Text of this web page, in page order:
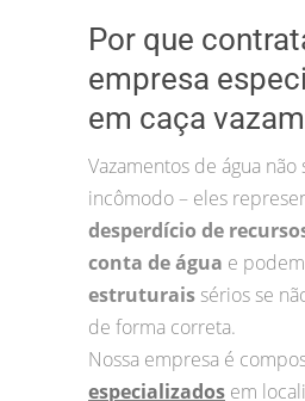
Por que
empresa
em caça
Vazamentos de água não
incômodo – eles
desperdício de
conta de água e
estruturais sérios se
de forma correta.
Nossa empresa é
especializados em